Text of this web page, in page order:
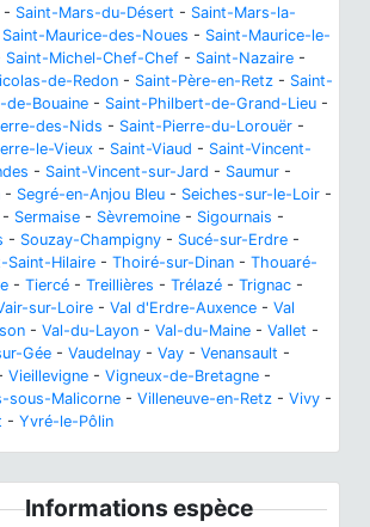
- Saint-Mars-du-Désert - Saint-Mars-la-
Saint-Maurice-des-Noues - Saint-Maurice-le-
Saint-Michel-Chef-Chef - Saint-Nazaire -
de-Redon - Saint-Père-en-Retz - Saint-
de-Bouaine - Saint-Philbert-de-Grand-Lieu -
des-Nids - Saint-Pierre-du-Lorouër -
le-Vieux - Saint-Viaud - Saint-Vincent-
- Saint-Vincent-sur-Jard - Saumur -
- Segré-en-Anjou Bleu - Seiches-sur-le-Loir -
- Sermaise - Sèvremoine - Sigournais -
- Souzay-Champigny - Sucé-sur-Erdre -
Saint-Hilaire - Thoiré-sur-Dinan - Thouaré-
- Tiercé - Treillières - Trélazé - Trignac -
sur-Loire - Val d'Erdre-Auxence - Val
- Val-du-Layon - Val-du-Maine - Vallet -
Gée - Vaudelnay - Vay - Venansault -
Vieillevigne - Vigneux-de-Bretagne -
sous-Malicorne - Villeneuve-en-Retz - Vivy -
- Yvré-le-Pôlin
Informations espèce